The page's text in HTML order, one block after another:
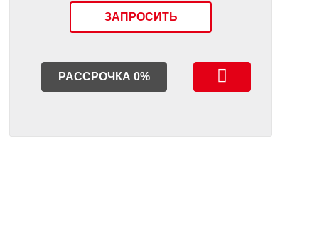
ЗАПРОСИТЬ
РАССРОЧКА 0%